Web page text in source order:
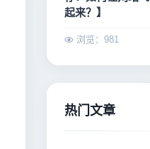
起来？】
浏览：981
热门文章